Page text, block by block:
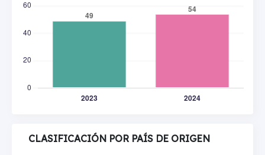
CLASIFICACIÓN POR PAÍS DE ORIGEN